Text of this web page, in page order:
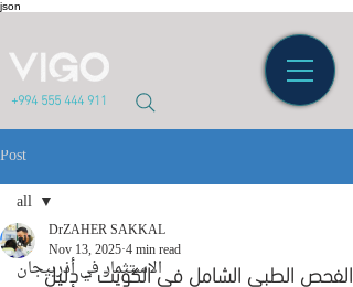
json
+994 555 444 911
Post
all
الاستثمار في أذربيجان
all
الفحص الطبي الشامل في الكويت - دليل
DrZAHER SAKKAL
Nov 13, 20254 min read